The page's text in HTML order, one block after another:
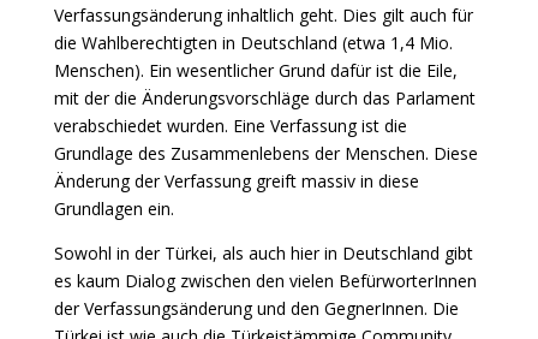
Verfassungsänderung inhaltlich geht. Dies gilt auch für
die Wahlberechtigten in Deutschland (etwa 1,4 Mio.
Menschen). Ein wesentlicher Grund dafür ist die Eile,
mit der die Änderungsvorschläge durch das Parlament
verabschiedet wurden. Eine Verfassung ist die
Grundlage des Zusammenlebens der Menschen. Diese
Änderung der Verfassung greift massiv in diese
Grundlagen ein.
Sowohl in der Türkei, als auch hier in Deutschland gibt
es kaum Dialog zwischen den vielen BefürworterInnen
der Verfassungsänderung und den GegnerInnen. Die